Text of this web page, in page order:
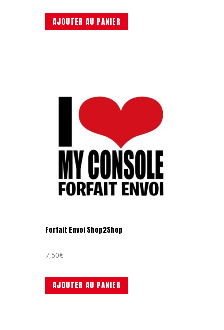
AJOUTER AU PANIER
Forfait Envoi Shop2Shop
7,50€
AJOUTER AU PANIER